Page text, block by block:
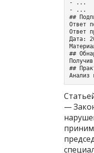
- ...
- ...
##
Ответ
Ответ
Дата:
##
##
Анализ
—